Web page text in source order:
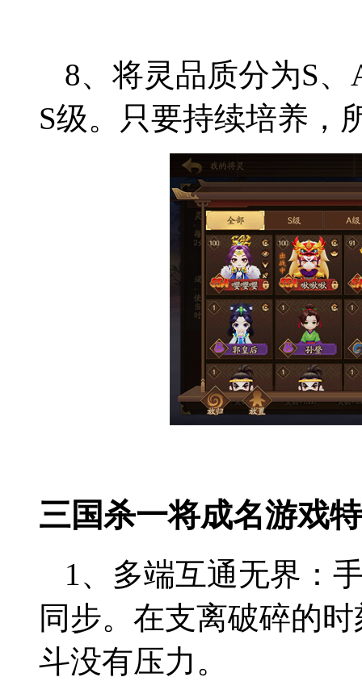
8、将灵品质分为S
S级。只要持续培养，
三国杀一将成名游戏
1、多端互通无界：
同步。在支离破碎的
斗没有压力。